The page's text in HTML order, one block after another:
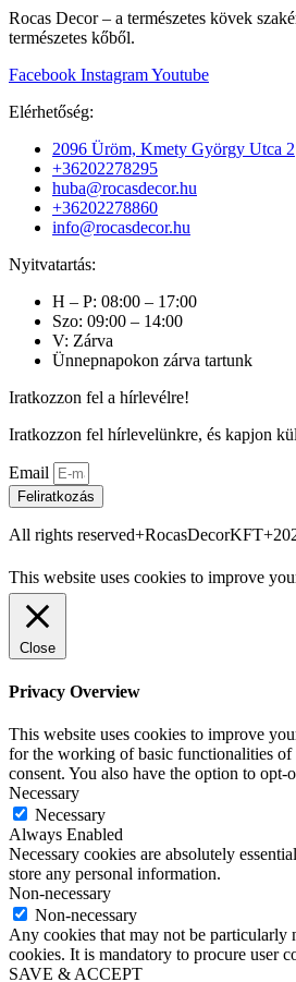
Rocas Decor – a természetes kövek
természetes kőből.
Facebook InstagramYoutube
Elérhetőség:
2096 Üröm, Kmety György Utca 2
+36202278295
huba@rocasdecor.hu
+36202278860
info@rocasdecor.hu
Nyitvatartás:
H – P: 08:00 – 17:00
Szo: 09:00 – 14:00
V: Zárva
Ünnepnapokon zárva tartunk
Iratkozzon fel a hírlevélre!
Iratkozzon fel hírlevelünkre, és kapjon
Email
Feliratkozás
All rights
This website uses cookies to improve
Close
Privacy Overview
This website uses cookies to improve
for the working of basic functionalities of
consent. You also have the option to
Necessary
Necessary
Always Enabled
Necessary cookies are absolutely
store any personal information.
Non-necessary
Non-necessary
Any cookies that may not be particularly
cookies. It is mandatory to procure user
SAVE & ACCEPT